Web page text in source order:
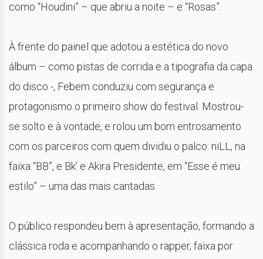
como “Houdini” – que abriu a noite – e “Rosas”.
À frente do painel que adotou a estética do novo
álbum – como pistas de corrida e a tipografia da capa
do disco -, Febem conduziu com segurança e
protagonismo o primeiro show do festival. Mostrou-
se solto e à vontade, e rolou um bom entrosamento
com os parceiros com quem dividiu o palco: niLL, na
faixa “BB”, e Bk’ e Akira Presidente, em “Esse é meu
estilo” – uma das mais cantadas.
O público respondeu bem à apresentação, formando a
clássica roda e acompanhando o rapper, faixa por